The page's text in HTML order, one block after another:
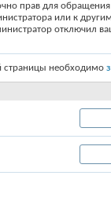
прав для
или к
отключил
страницы необходимо